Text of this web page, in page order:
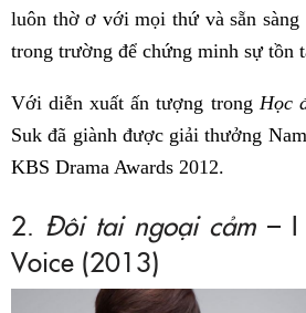
luôn thờ ơ với mọi thứ và sẵn
trong trường để chứng minh sự tồn
Với diễn xuất ấn tượng trong Học
Suk đã giành được giải thưởng
KBS Drama Awards 2012.
2. Đôi tai ngoại cảm– I
Voice (2013)